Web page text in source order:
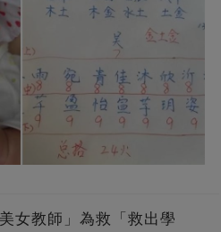
女教師」為救「救出學